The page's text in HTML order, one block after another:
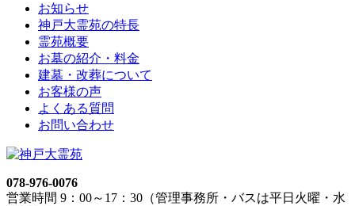
お知らせ
神戸大霊苑の特長
霊苑概要
お墓の紹介・料金
建墓・改葬について
お客様の声
よくある質問
お問い合わせ
078-976-0076
営業時間 9：00～17：30（管理事務所・バスは平日火曜・水